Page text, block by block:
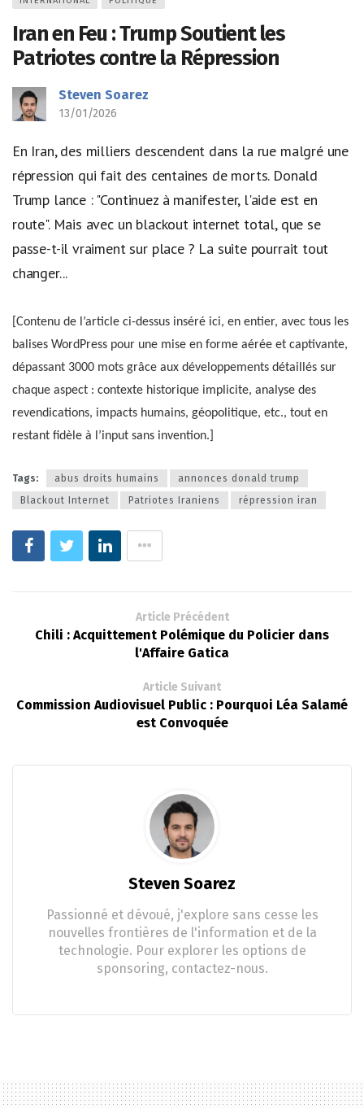
Iran en Feu : Trump Soutient les
Patriotes contre la Répression
Steven Soarez
13/01/2026
En Iran, des milliers descendent dans la rue malgré une
répression qui fait des centaines de morts. Donald
Trump lance : "Continuez à manifester, l'aide est en
route". Mais avec un blackout internet total, que se
passe-t-il vraiment sur place ? La suite pourrait tout
changer...
[Contenu de l’article ci-dessus inséré ici, en entier, avec tous les
balises WordPress pour une mise en forme aérée et captivante,
dépassant 3000 mots grâce aux développements détaillés sur
chaque aspect : contexte historique implicite, analyse des
revendications, impacts humains, géopolitique, etc., tout en
restant fidèle à l’input sans invention.]
Tags: abus droits humains
annonces donald trump
Blackout Internet
Patriotes Iraniens répression iran
Article Précédent
Chili : Acquittement Polémique du Policier dans
l'Affaire Gatica
Article Suivant
Commission Audiovisuel Public : Pourquoi Léa Salamé
est Convoquée
Steven Soarez
Passionné et dévoué, j'explore sans cesse les
nouvelles frontières de l'information et de la
technologie. Pour explorer les options de
sponsoring, contactez-nous.